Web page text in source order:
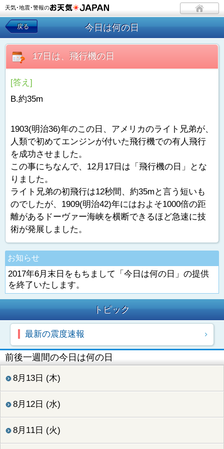
天気･地震･警報の
戻る 今日は何の日
17日は、飛行機の日
[答え]
B.約35m
1903(明治36)年のこの日、アメリカのライト兄弟が、
人類で初めてエンジンが付いた飛行機での有人飛行
を成功させました。
この事にちなんで、12月17日は「飛行機の日」とな
りました。
ライト兄弟の初飛行は12秒間、約35mと言う短いも
のでしたが、1909(明治42)年にはおよそ1000倍の距
離があるドーヴァー海峡を横断できるほど急速に技
術が発展しました。
お知らせ
2017年6月末日をもちまして「今日は何の日」の提供
を終了いたします。
トピック
最新の震度速報
前後一週間の今日は何の日
8月13日 (木)
8月12日 (水)
8月11日 (火)